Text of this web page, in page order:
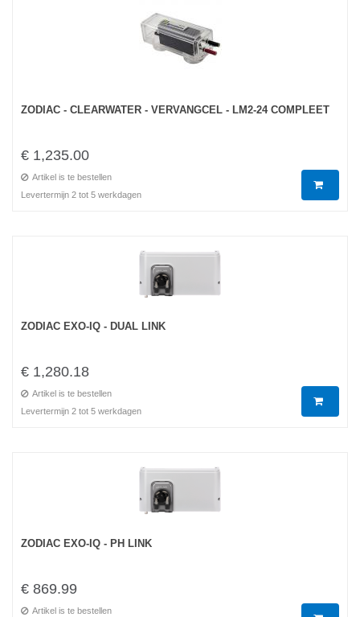
ZODIAC - CLEARWATER - VERVANGCEL - LM2-24 COMPLEET
€ 1,235.00
Artikel is te bestellen
Levertermijn 2 tot 5 werkdagen
ZODIAC EXO-IQ - DUAL LINK
€ 1,280.18
Artikel is te bestellen
Levertermijn 2 tot 5 werkdagen
ZODIAC EXO-IQ - PH LINK
€ 869.99
Artikel is te bestellen